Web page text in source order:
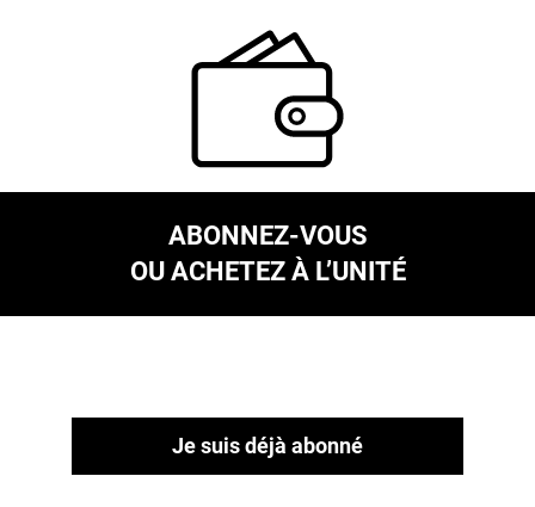
ABONNEZ-VOUS
OU ACHETEZ À L’UNITÉ
Je suis déjà abonné